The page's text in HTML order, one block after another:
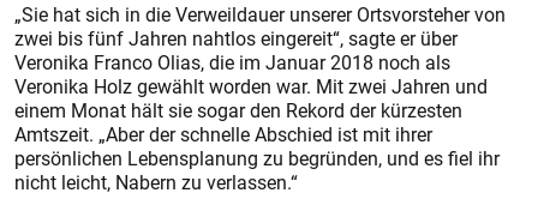
„Sie hat sich in die Verweildauer unserer Ortsvorsteher von
zwei bis fünf Jahren nahtlos eingereit“, sagte er über
Veronika Franco Olias, die im Januar 2018 noch als
Veronika Holz gewählt worden war. Mit zwei Jahren und
einem Monat hält sie sogar den Rekord der kürzesten
Amtszeit. „Aber der schnelle Abschied ist mit ihrer
persönlichen Lebensplanung zu begründen, und es fiel ihr
nicht leicht, Nabern zu verlassen.“